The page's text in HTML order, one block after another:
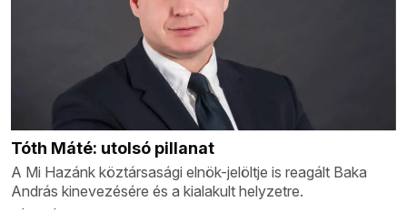
Tóth Máté: utolsó pillanat
A Mi Hazánk köztársasági elnök-jelöltje is reagált Baka
András kinevezésére és a kialakult helyzetre.